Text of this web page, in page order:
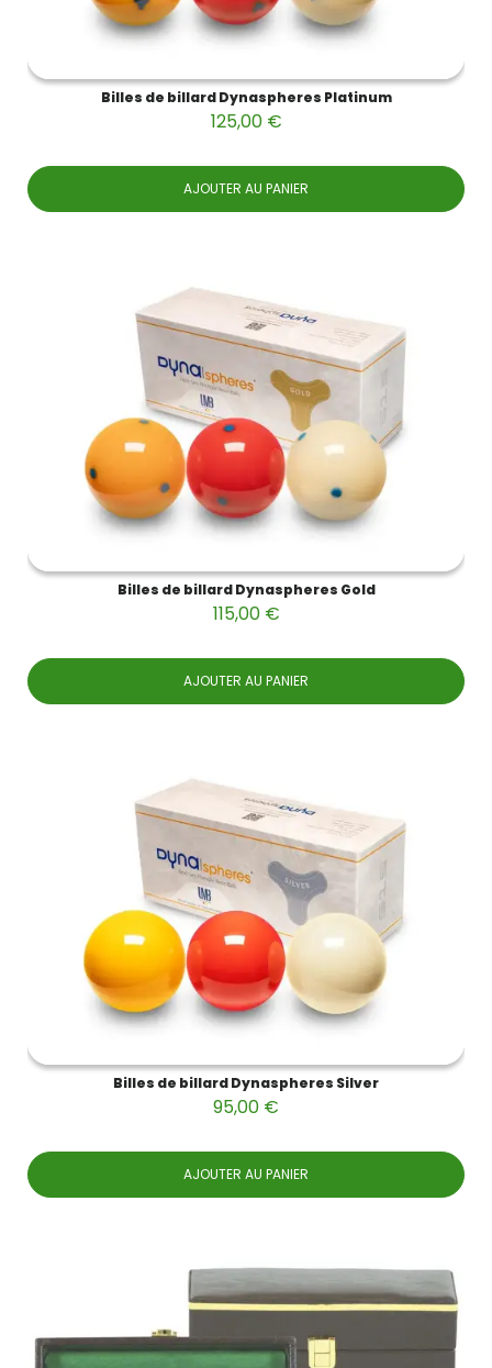
Billes de billard Dynaspheres Platinum
125,00 €
AJOUTER AU PANIER
Billes de billard Dynaspheres Gold
115,00 €
AJOUTER AU PANIER
Billes de billard Dynaspheres Silver
95,00 €
AJOUTER AU PANIER